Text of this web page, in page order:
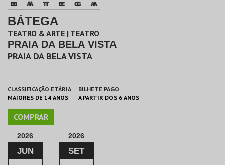
BÁTEGA
TEATRO & ARTE | TEATRO
PRAIA DA BELA VISTA
PRAIA DA BELA VISTA
CLASSIFICAÇÃO ETÁRIA
MAIORES DE 14 ANOS
BILHETE PAGO
A PARTIR DOS 6 ANOS
COMPRAR
2026
JUN
2026
SET